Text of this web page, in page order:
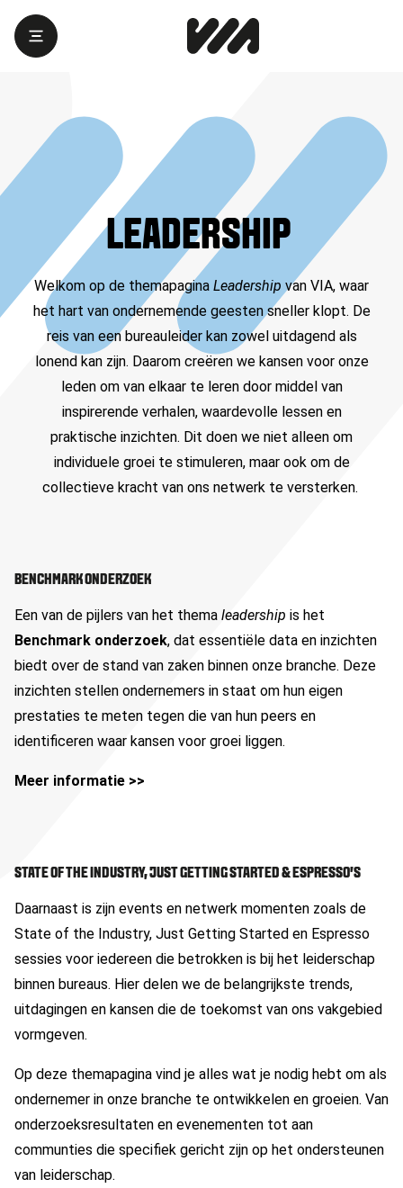
LEADERSHIP
Welkom op de themapagina Leadership van VIA, waar
het hart van ondernemende geesten sneller klopt. De
reis van een bureauleider kan zowel uitdagend als
lonend kan zijn. Daarom creëren we kansen voor onze
leden om van elkaar te leren door middel van
inspirerende verhalen, waardevolle lessen en
praktische inzichten. Dit doen we niet alleen om
individuele groei te stimuleren, maar ook om de
collectieve kracht van ons netwerk te versterken.
BENCHMARK ONDERZOEK
Een van de pijlers van het thema leadership is het
Benchmark onderzoek, dat essentiële data en inzichten
biedt over de stand van zaken binnen onze branche. Deze
inzichten stellen ondernemers in staat om hun eigen
prestaties te meten tegen die van hun peers en
identificeren waar kansen voor groei liggen.
Meer informatie >>
STATE OF THE INDUSTRY, JUST GETTING STARTED & ESPRESSO'S
Daarnaast is zijn events en netwerk momenten zoals de
State of the Industry, Just Getting Started en Espresso
sessies voor iedereen die betrokken is bij het leiderschap
binnen bureaus. Hier delen we de belangrijkste trends,
uitdagingen en kansen die de toekomst van ons vakgebied
vormgeven.
Op deze themapagina vind je alles wat je nodig hebt om als
ondernemer in onze branche te ontwikkelen en groeien. Van
onderzoeksresultaten en evenementen tot aan
communties die specifiek gericht zijn op het ondersteunen
van leiderschap.